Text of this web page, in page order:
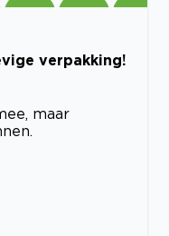
verpakking!
maar